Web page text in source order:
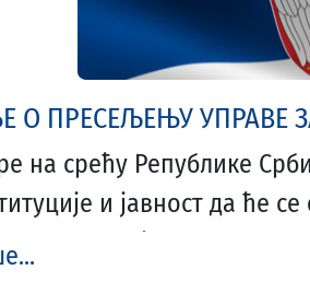
О ПРЕСЕЉЕЊУ УПРАВЕ
на срећу Републике
и јавност да ће
на новој адреси у